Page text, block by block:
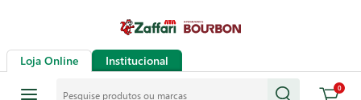
Loja Online Institucional
0